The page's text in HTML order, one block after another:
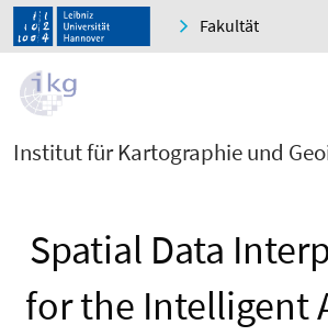
Fakultät
Institut für Kartographie und
Spatial Data
for the Intelligent